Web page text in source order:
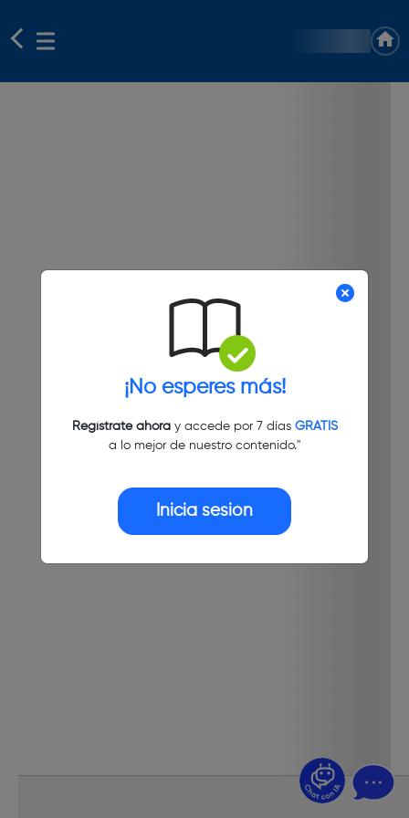
¡No esperes más!
Regístrate ahoray accede por 7 días GRATIS
a lo mejor de nuestro contenido."
Inicia sesión